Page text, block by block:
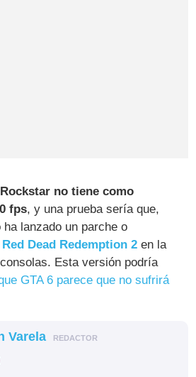
Rockstar no tiene como
fps, y una prueba sería que,
lanzado un parche o
Red Dead Redemption 2 en la
Esta versión podría
GTA 6 parece que no sufrirá
Varela REDACTOR